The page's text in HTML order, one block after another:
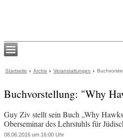
Startseite Archiv Veranstaltungen
Buchvorstellung: "Why
Guy Ziv stellt sein Buch „Why
Oberseminar des Lehrstuhls für
08.06.2016 um 16:00 Uhr